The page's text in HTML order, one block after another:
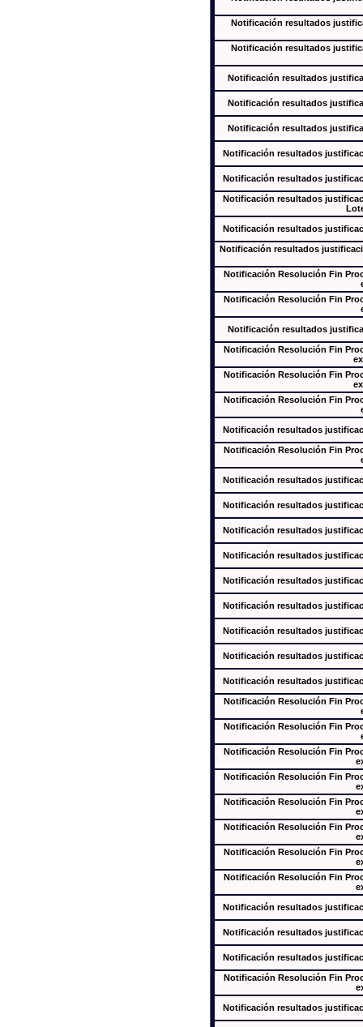
Notificación resultados
Notificación resultados
Notificación resultados
Notificación resultados
Notificación resultados
Notificación resultados
Notificación resultados
Notificación resultados
Notificación resultados
Notificación resultados
Notificación Resolución Fin
Notificación Resolución Fin
Notificación resultados
Notificación Resolución Fin
Notificación Resolución Fin
Notificación Resolución Fin
Notificación resultados
Notificación Resolución Fin
Notificación resultados
Notificación resultados
Notificación resultados
Notificación resultados
Notificación resultados
Notificación resultados
Notificación resultados
Notificación resultados
Notificación resultados
Notificación Resolución Fin
Notificación Resolución Fin
Notificación Resolución Fin
Notificación Resolución Fin
Notificación Resolución Fin
Notificación Resolución Fin
Notificación Resolución Fin
Notificación Resolución Fin
Notificación resultados
Notificación resultados
Notificación resultados
Notificación Resolución Fin
Notificación resultados